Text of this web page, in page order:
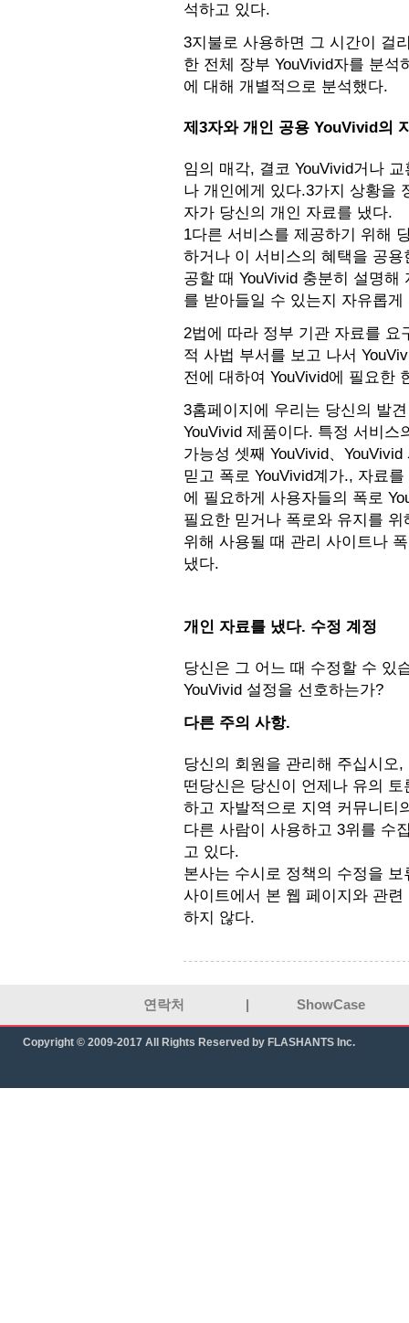
석하고 있다.
3지불로 사용하면 그 시간이 걸
한 전체 장부 YouVivid자를 분
에 대해 개별적으로 분석했다.
제3자와 개인 공용 YouVivid의
임의 매각, 결코 YouVivid거나
나 개인에게 있다.3가지 상황을
자가 당신의 개인 자료를 냈다.
1다른 서비스를 제공하기 위해
하거나 이 서비스의 혜택을 공
공할 때 YouVivid 충분히 설명
를 받아들일 수 있는지 자유롭
2법에 따라 정부 기관 자료를 요
적 사법 부서를 보고 나서
전에 대하여 YouVivid에 필요한
3홈페이지에 우리는 당신의 발
YouVivid 제품이다. 특정 서비
가능성 셋째 YouVivid、
믿고 폭로 YouVivid계가., 자료
에 필요하게 사용자들의 폭로
필요한 믿거나 폭로와 유지를
위해 사용될 때 관리 사이트나
냈다.
개인 자료를 냈다. 수정 계정
당신은 그 어느 때 수정할 수 있
YouVivid 설정을 선호하는가?
다른 주의 사항.
당신의 회원을 관리해 주십시오
떤당신은 당신이 언제나 유의
하고 자발적으로 지역 커뮤니티
다른 사람이 사용하고 3위를 수
고 있다.
본사는 수시로 정책의 수정을
사이트에서 본 웹 페이지와 관
하지 않다.
연락처 ShowCase
Copyright © 2009-2017 All Rights Reserved by FLASHANTS Inc.